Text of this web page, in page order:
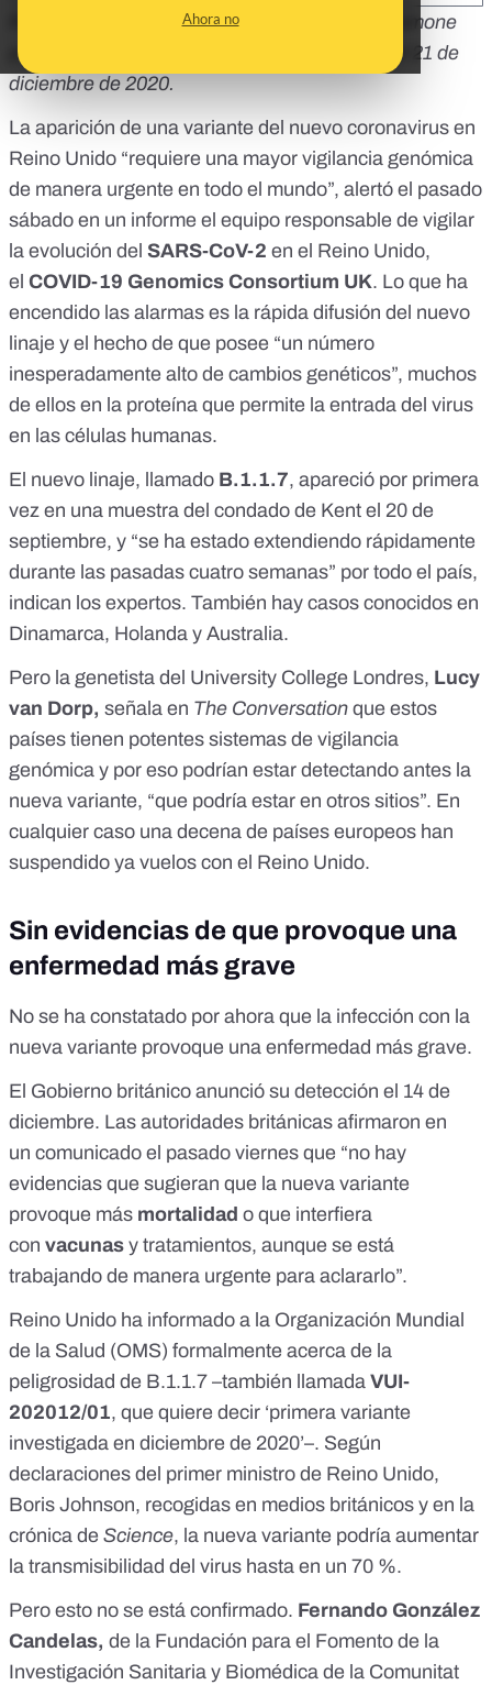
Ahora no
Republicamos este artículo de
Mónica G. Salomone
publicado originalmente por la Agencia Sinc
el 21 de
diciembre de 2020.
La aparición de una variante del nuevo coronavirus en
Reino Unido “requiere una mayor vigilancia genómica
de manera urgente en todo el mundo”, alertó el pasado
sábado en un informe el equipo responsable de vigilar
la evolución del SARS-CoV-2 en el Reino Unido,
el COVID-19 Genomics Consortium UK. Lo que ha
encendido las alarmas es la rápida difusión del nuevo
linaje y el hecho de que posee “un número
inesperadamente alto de cambios genéticos”, muchos
de ellos en la proteína que permite la entrada del virus
en las células humanas.
El nuevo linaje, llamado B.1.1.7, apareció por primera
vez en una muestra del condado de Kent el 20 de
septiembre, y “se ha estado extendiendo rápidamente
durante las pasadas cuatro semanas” por todo el país,
indican los expertos. También hay casos conocidos en
Dinamarca, Holanda y Australia.
Pero la genetista del University College Londres, Lucy
van Dorp, señala en The Conversation que estos
países tienen potentes sistemas de vigilancia
genómica y por eso podrían estar detectando antes la
nueva variante, “que podría estar en otros sitios”. En
cualquier caso una decena de países europeos han
suspendido ya vuelos con el Reino Unido.
Sin evidencias de que provoque una
enfermedad más grave
No se ha constatado por ahora que la infección con la
nueva variante provoque una enfermedad más grave.
El Gobierno británico anunció su detección el 14 de
diciembre. Las autoridades británicas afirmaron en
un comunicado el pasado viernes que “no hay
evidencias que sugieran que la nueva variante
provoque más mortalidad o que interfiera
con vacunas y tratamientos, aunque se está
trabajando de manera urgente para aclararlo”.
Reino Unido ha informado a la Organización Mundial
de la Salud (OMS) formalmente acerca de la
peligrosidad de B.1.1.7 –también llamada VUI-
202012/01, que quiere decir ‘primera variante
investigada en diciembre de 2020’–. Según
declaraciones del primer ministro de Reino Unido,
Boris Johnson, recogidas en medios británicos y en la
crónica de Science, la nueva variante podría aumentar
la transmisibilidad del virus hasta en un 70 %.
Pero esto no se está confirmado. Fernando González
Candelas, de la Fundación para el Fomento de la
Investigación Sanitaria y Biomédica de la Comunitat